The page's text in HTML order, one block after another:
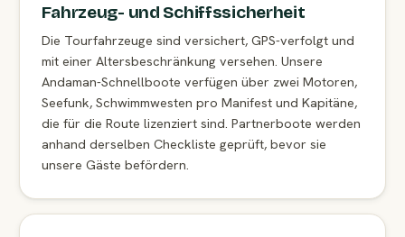
Fahrzeug- und Schiffssicherheit
Die Tourfahrzeuge sind versichert, GPS-verfolgt und
mit einer Altersbeschränkung versehen. Unsere
Andaman-Schnellboote verfügen über zwei Motoren,
Seefunk, Schwimmwesten pro Manifest und Kapitäne,
die für die Route lizenziert sind. Partnerboote werden
anhand derselben Checkliste geprüft, bevor sie
unsere Gäste befördern.